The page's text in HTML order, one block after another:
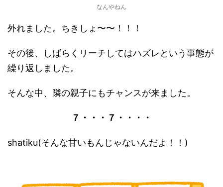
なんやねん
外れました。ちきしょ〜〜！！！
その後、しばらくリーチしてはハズレという事態が
繰り返しました。
そんな中、隣の親子にもチャンスが来ました。
７・・・７・・・・
shatiku(そんな甘いもんじゃないんだよ！！)